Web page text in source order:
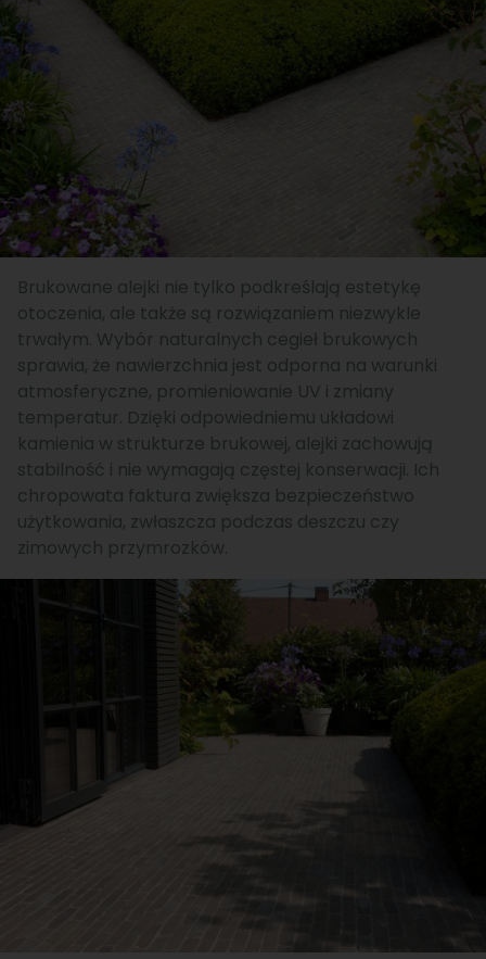
Brukowane alejki nie tylko podkreślają estetykę
otoczenia, ale także są rozwiązaniem niezwykle
trwałym. Wybór naturalnych cegieł brukowych
sprawia, że nawierzchnia jest odporna na warunki
atmosferyczne, promieniowanie UV i zmiany
temperatur. Dzięki odpowiedniemu układowi
kamienia w strukturze brukowej, alejki zachowują
stabilność i nie wymagają częstej konserwacji. Ich
chropowata faktura zwiększa bezpieczeństwo
użytkowania, zwłaszcza podczas deszczu czy
zimowych przymrozków.